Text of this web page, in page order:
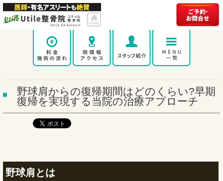
野球肩からの復帰期間はどのくらい?早期
復帰を実現する当院の治療アプローチ
野球肩とは